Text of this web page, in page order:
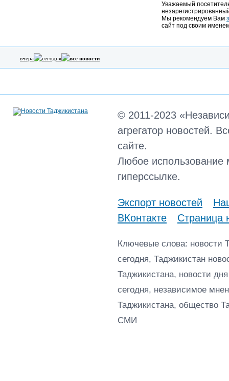
Уважаемый
Мы рекомендуем Вам
сайт под своим
вчера сегодня все новости
© 2011-2023
агрегатор новостей.
сайте.
Любое использование
гиперссылке.
Экспорт новостей
ВКонтакте
Страница
Ключевые слова: новости
сегодня, Таджикистан
Таджикистана, новости
сегодня, независимое
Таджикистана, общество
СМИ